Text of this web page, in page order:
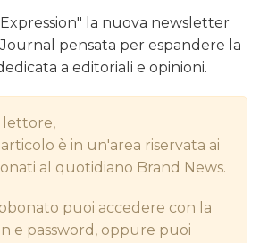
la nuova newsletter
pensata per espandere la
a editoriali e opinioni.
lettore,
è in un'area riservata ai
al quotidiano Brand News.
puoi accedere con la
e password, oppure puoi